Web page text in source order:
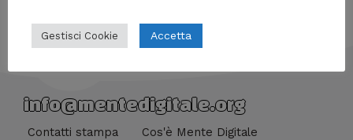
info@mentedigitale.org
Contatti stampa Cos'è Mente Digitale
Gestisci Cookie Accetta